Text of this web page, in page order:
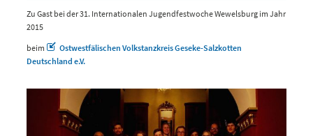
Zu Gast bei der 31. Internationalen Jugendfestwoche Wewelsburg im Jahr
2015
beim
Ostwestfälischen Volkstanzkreis Geseke-Salzkotten
Deutschland e.V.